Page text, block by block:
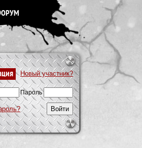
Новый участник?
Пароль